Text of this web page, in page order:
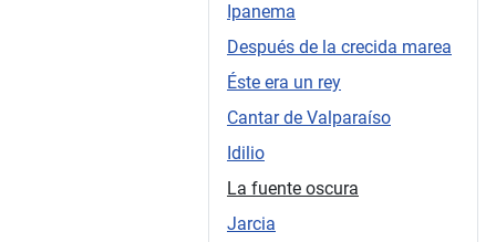
Ipanema
Después de la crecida marea
Éste era un rey
Cantar de Valparaíso
Idilio
La fuente oscura
Jarcia